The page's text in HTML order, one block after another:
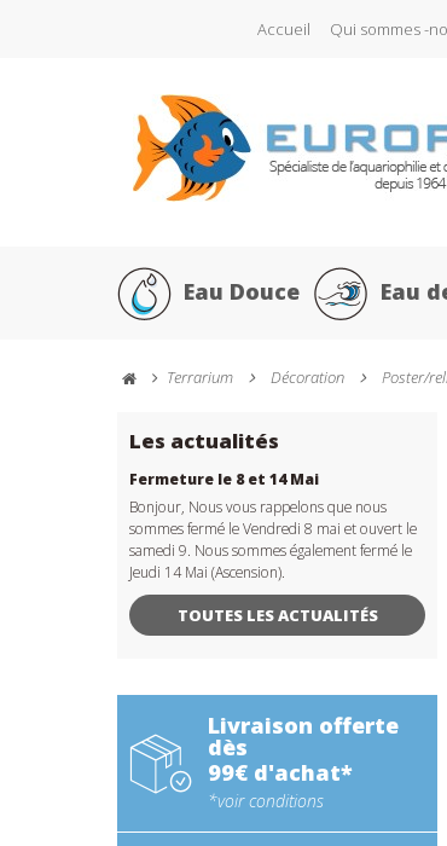
Accueil Qui sommes -
Eau Douce Eau
Terrarium Décoration Poster/
Les actualités
Fermeture le 8 et 14 Mai
Bonjour, Nous vous rappelons que nous
sommes fermé le Vendredi 8 mai et ouvert le
samedi 9. Nous sommes également fermé le
Jeudi 14 Mai (Ascension).
TOUTES LES ACTUALITÉS
Livraison offerte
dès
99€ d'achat*
*voir conditions